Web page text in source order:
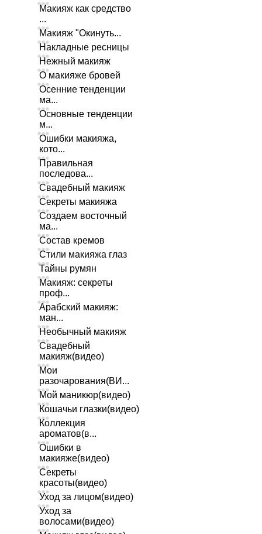
Макияж как средство
...
Макияж "Окинуть...
Накладные ресницы
Нежный макияж
О макияже бровей
Осенние тенденции
ма...
Основные тенденции
м...
Ошибки макияжа,
кото...
Правильная
последова...
Свадебный макияж
Секреты макияжа
Создаем восточный
ма...
Состав кремов
Стили макияжа глаз
Тайны румян
Макияж: секреты
проф...
Арабский макияж:
ман...
Необычный макияж
Свадебный
макияж(видео)
Мои
разочарования(ВИ...
Мой маникюр(видео)
Кошачьи глазки(видео)
Коллекция
ароматов(в...
Ошибки в
макияже(видео)
Секреты
красоты(видео)
Уход за лицом(видео)
Уход за
волосами(видео)